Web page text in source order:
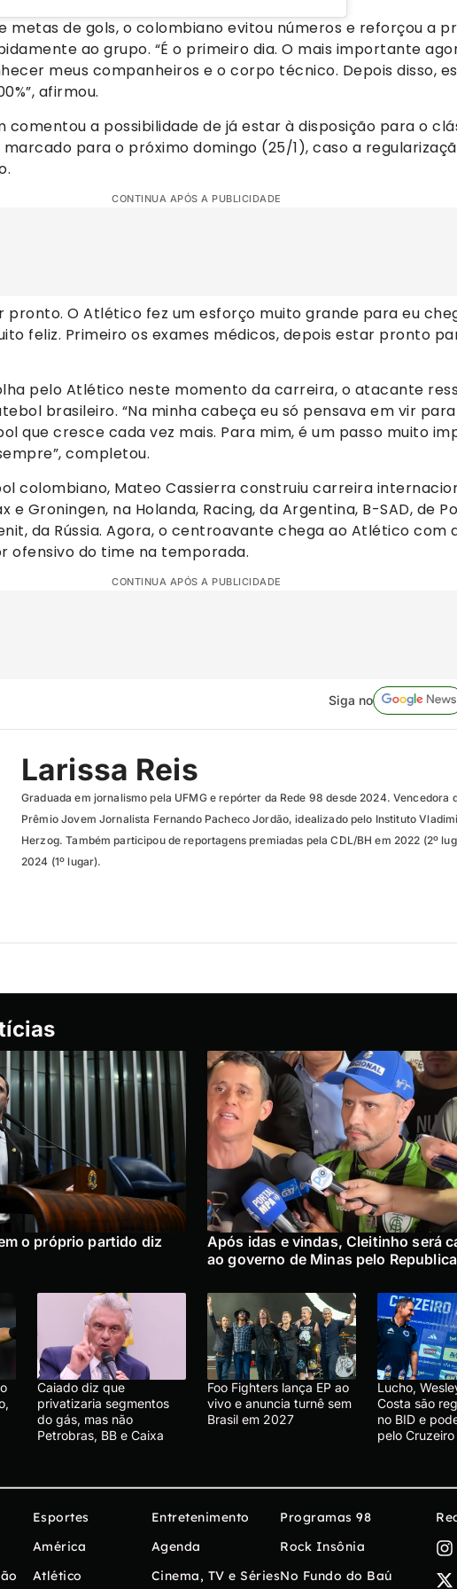
metas de gols, o colombiano evitou números e reforçou a
ao grupo. “É o primeiro dia. O mais importante
meus companheiros e o corpo técnico. Depois disso,
afirmou.
comentou a possibilidade de já estar à disposição para o
para o próximo domingo (25/1), caso a
CONTINUA APÓS A PUBLICIDADE
pronto. O Atlético fez um esforço muito grande para eu
feliz. Primeiro os exames médicos, depois estar pronto
pelo Atlético neste momento da carreira, o atacante
brasileiro. “Na minha cabeça eu só pensava em vir para
que cresce cada vez mais. Para mim, é um passo muito
completou.
colombiano, Mateo Cassierra construiu carreira
e Groningen, na Holanda, Racing, da Argentina, B-SAD, de
da Rússia. Agora, o centroavante chega ao Atlético com
ofensivo do time na temporada.
CONTINUA APÓS A PUBLICIDADE
Siga no
Larissa Reis
Graduada em jornalismo pela UFMG e repórter da Rede 98 desde 2024. Vencedora
Prêmio Jovem Jornalista Fernando Pacheco Jordão, idealizado pelo Instituto
Herzog. Também participou de reportagens premiadas pela CDL/BH em 2022 (2º
2024 (1º lugar).
o próprio partido diz
Após idas e vindas, Cleitinho será
ao governo de Minas pelo
Caiado diz que
privatizaria segmentos
do gás, mas não
Petrobras, BB e Caixa
Foo Fighters lança EP ao
vivo e anuncia turnê sem
Brasil em 2027
Lucho,
Costa são
no BID e
pelo Cruzeiro
Esportes
América
Atlético
Entretenimento
Agenda
Cinema, TV e Séries
Programas 98
Rock Insônia
No Fundo do Baú